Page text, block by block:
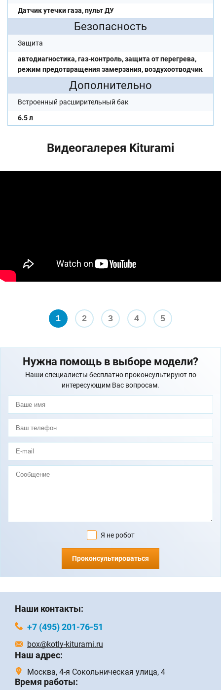
Датчик утечки газа, пульт ДУ
Безопасность
Защита
автодиагностика, газ-контроль, защита от перегрева,
режим предотвращения замерзания, воздухоотводчик
Дополнительно
Встроенный расширительный бак
6.5 л
Видеогалерея Kiturami
1 2 3 4 5
Нужна помощь в выборе модели?
Наши специалисты бесплатно проконсультируют по
интересующим Вас вопросам.
Я не робот
Проконсультироваться
Наши контакты:
+7 (495) 201-76-51
box@kotly-kiturami.ru
Наш адрес:
Москва, 4-я Сокольническая улица, 4
Время работы: